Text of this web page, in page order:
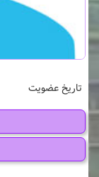
تاریخ عضویت